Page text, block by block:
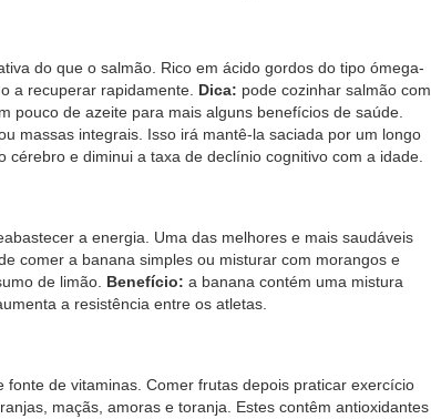
do que o salmão. Rico em ácido gordos do tipo ómega-
a recuperar rapidamente. Dica: pode cozinhar salmão com
pouco de azeite para mais alguns benefícios de saúde.
massas integrais. Isso irá mantê-la saciada por um longo
e diminui a taxa de declínio cognitivo com a idade.
a energia. Uma das melhores e mais saudáveis
comer a banana simples ou misturar com morangos e
de limão. Benefício: a banana contém uma mistura
a resistência entre os atletas.
de vitaminas. Comer frutas depois praticar exercício
maçãs, amoras e toranja. Estes contêm antioxidantes